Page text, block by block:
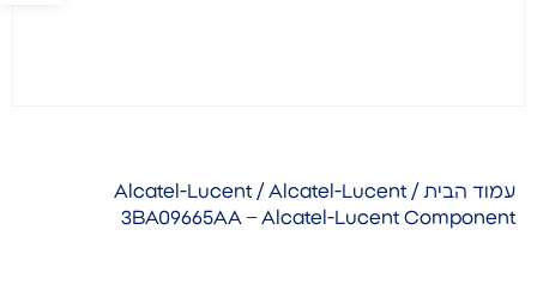
עמוד הבית /
Alcatel-Lucent / Alcatel-Lucent
3BA09665AA – Alcatel-Lucent Component